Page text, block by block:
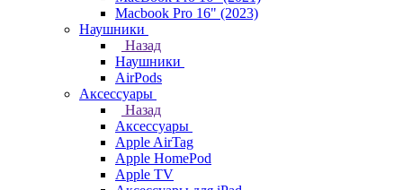
Macbook Pro 16" (2023)
Наушники
Назад
Наушники
AirPods
Аксессуары
Назад
Аксессуары
Apple AirTag
Apple HomePod
Apple TV